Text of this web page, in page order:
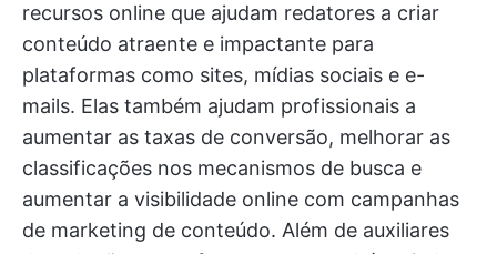
recursos online que ajudam redatores a criar
conteúdo atraente e impactante para
plataformas como sites, mídias sociais e e-
mails. Elas também ajudam profissionais a
aumentar as taxas de conversão, melhorar as
classificações nos mecanismos de busca e
aumentar a visibilidade online com campanhas
de marketing de conteúdo. Além de auxiliares